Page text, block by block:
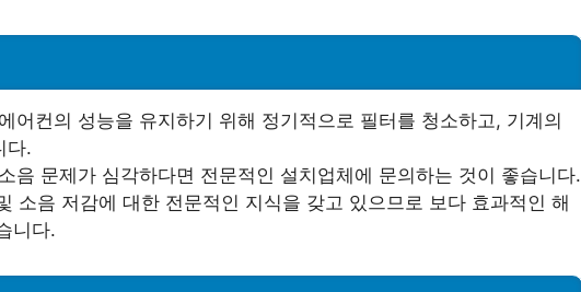
어컨의 성능을 유지하기 위해 정기적으로 필터를 청소하고, 기계의
다.
음 문제가 심각하다면 전문적인 설치업체에 문의하는 것이 좋습니다.
소음 저감에 대한 전문적인 지식을 갖고 있으므로 보다 효과적인 해
니다.